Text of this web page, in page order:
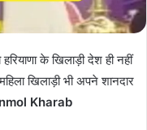
के खिलाड़ी देश ही नहीं
खिलाड़ी भी अपने शानदार
Kharab